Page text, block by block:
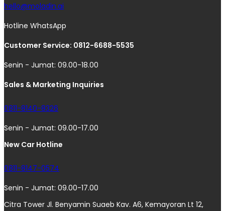
hello@moladin.ai
Hotline WhatsApp
Customer Service: 0812-6688-5535
Senin - Jumat: 09.00-18.00
Sales & Marketing Inquiries
0811-8140-8326
Senin - Jumat: 09.00-17.00
New Car Hotline
0811-8147-0574
Senin - Jumat: 09.00-17.00
Citra Tower Jl. Benyamin Suaeb Kav. A6, Kemayoran Lt 12,